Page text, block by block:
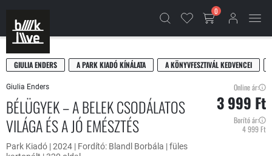
0
GIULIA ENDERS A PARK KIADÓ KÍNÁLATA A KÖNYVFESZTIVÁL KEDVENCEI
Giulia Enders
BÉLÜGYEK – A BELEK CSODÁLATOS
VILÁGA ÉS A JÓ EMÉSZTÉS
Park Kiadó | 2024 | Fordító: Blandl Borbála | füles
Online ár:
3 999 Ft
Borító ár:
4 999 Ft